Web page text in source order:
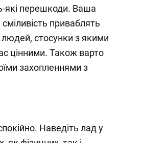
які перешкоди. Ваша
сміливість приваблять
людей, стосунки з якими
цінними. Також варто
захопленнями з
Наведіть лад у